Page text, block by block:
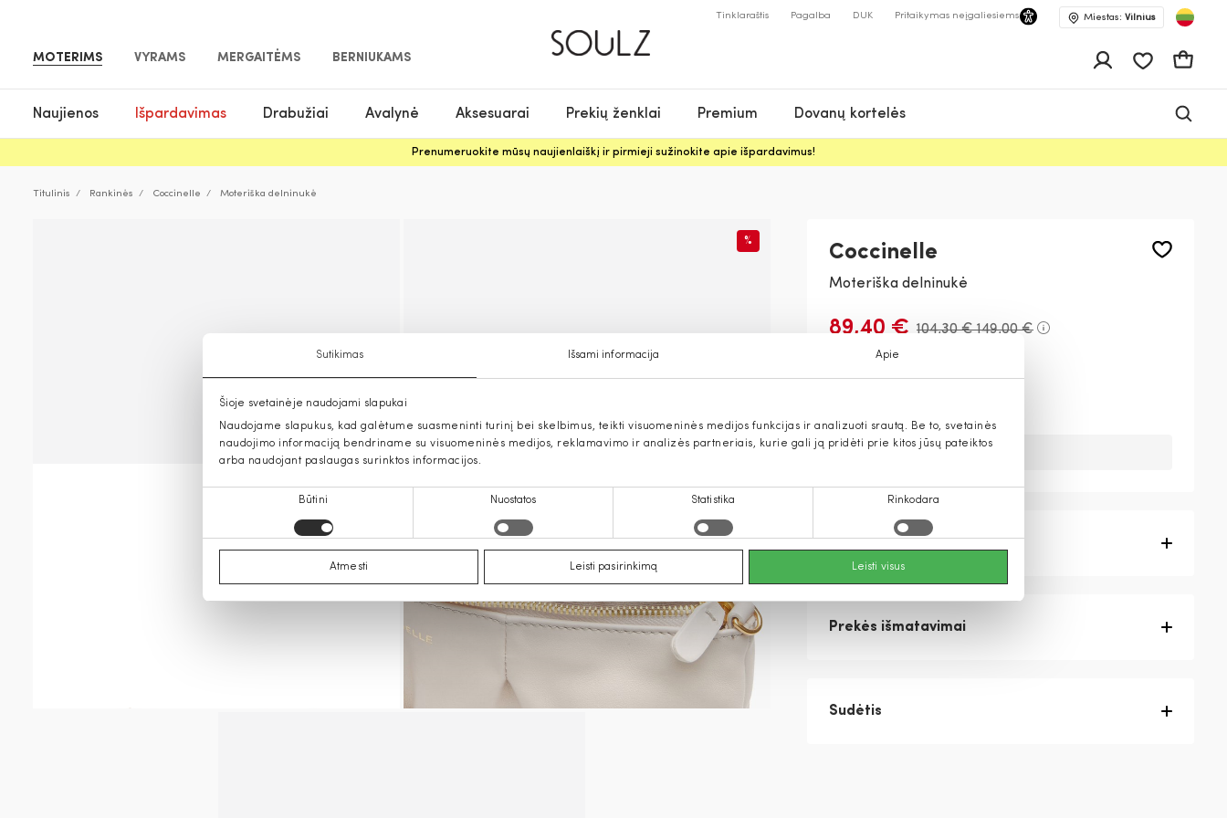
Sutikimas Išsami informacija Apie
Šioje svetainėje naudojami slapukai
Naudojame slapukus, kad galėtume suasmeninti turinį bei skelbimus, teikti visuomeninės medijos funkcijas ir analizuoti srautą. Be to, svetainės
naudojimo informaciją bendriname su visuomeninės medijos, reklamavimo ir analizės partneriais, kurie gali ją pridėti prie kitos jūsų pateiktos
arba naudojant paslaugas surinktos informacijos.
Būtini Nuostatos Statistika Rinkodara
Atmesti Leisti pasirinkimą Leisti visus
MOTERIMS VYRAMS MERGAITĖMS BERNIUKAMS
Tinklaraštis Pagalba DUK Pritaikymas neįgaliesiems Miestas: Vilnius
Pageidavimų
Naujienos Išpardavimas Drabužiai Avalynė Aksesuarai Prekių ženklai Premium Dovanų kortelės
Prenumeruokite mūsų naujienlaiškį ir pirmieji sužinokite apie išpardavimus!
Titulinis Rankinės Coccinelle Moteriška delninukė
%
Coccinelle
Moteriška delninukė
89,40 € 104,30 €149,00 €
Deja, šios prekės nebeturime.
Prekės aprašymas
Prekės išmatavimai
Sudėtis